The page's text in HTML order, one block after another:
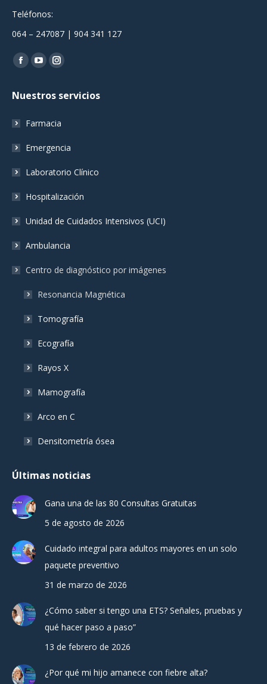
Teléfonos:
064 – 247087 | 904 341 127
Encuéntranos en:
Facebook
opens
new
window
YouTube
opens
new
window
Instagram
opens
new
window
Nuestros servicios
Farmacia
Emergencia
Laboratorio Clínico
Hospitalización
Unidad de Cuidados Intensivos (UCI)
Ambulancia
Centro de diagnóstico por imágenes
Resonancia Magnética
Tomografía
Ecografía
Rayos X
Mamografía
Arco en C
Densitometría ósea
Últimas noticias
Gana una de las 80 Consultas Gratuitas
5 de agosto de 2026
Cuidado integral para adultos mayores en un solo
paquete preventivo
31 de marzo de 2026
¿Cómo saber si tengo una ETS? Señales, pruebas y
qué hacer paso a paso”
13 de febrero de 2026
¿Por qué mi hijo amanece con fiebre alta?